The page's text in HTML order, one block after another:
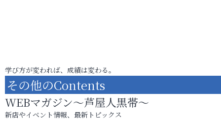
学び方が変われば、成績は変わる。
その他のContents
WEBマガジン～芦屋人黒帯～
新店やイベント情報、最新トピックス